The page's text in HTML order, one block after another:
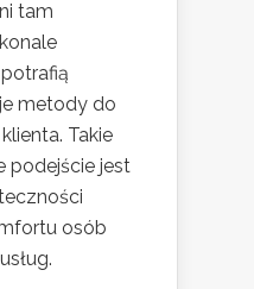
tam
metody do
Takie
podejście jest
osób